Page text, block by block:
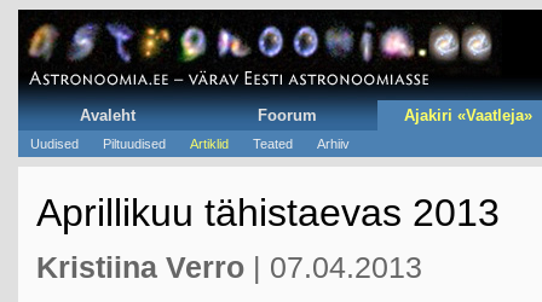
Avaleht Foorum Ajakiri «Vaatleja»
Uudised Piltuudised Artiklid Teated Arhiiv
Aprillikuu tähistaevas 2013
Kristiina Verro | 07.04.2013